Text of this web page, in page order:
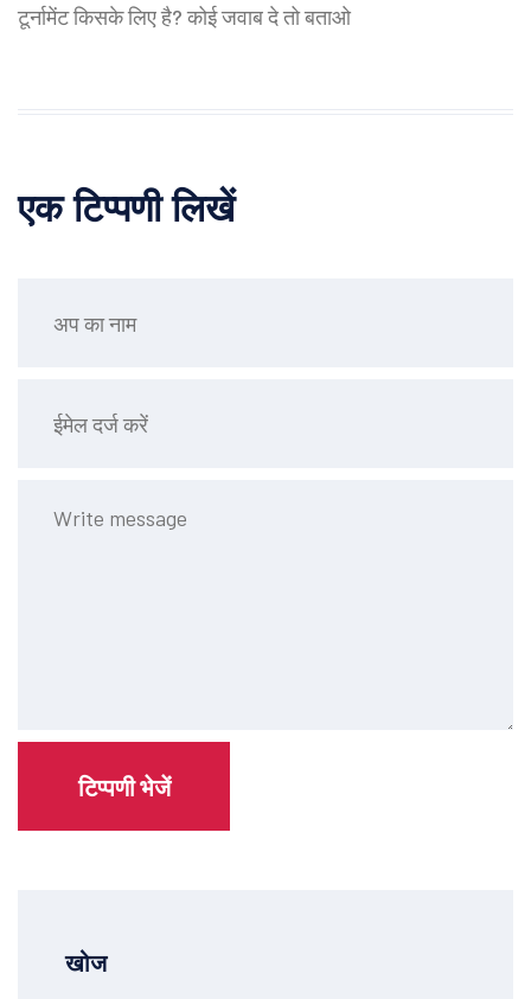
टूर्नामेंट किसके लिए है? कोई जवाब दे तो बताओ
एक टिप्पणी लिखें
टिप्पणी भेजें
खोज